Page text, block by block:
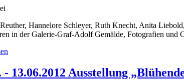
Hannelore Schleyer, Ruth Knecht, Anita
in der Galerie-Graf-Adolf Gemälde, Fotografien und
- 13.06.2012 Ausstellung